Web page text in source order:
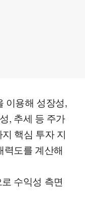
이용해 성장성,
, 추세 등 주가
핵심 투자 지
력도를 계산해
수익성 측면